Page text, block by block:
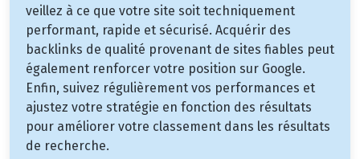
veillez à ce que votre site soit techniquement
performant, rapide et sécurisé. Acquérir des
backlinks de qualité provenant de sites fiables peut
également renforcer votre position sur Google.
Enfin, suivez régulièrement vos performances et
ajustez votre stratégie en fonction des résultats
pour améliorer votre classement dans les résultats
de recherche.